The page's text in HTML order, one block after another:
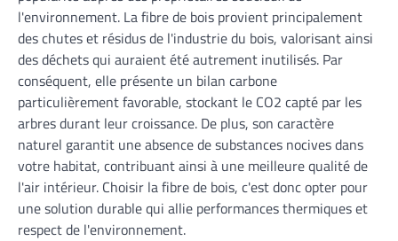
l'environnement. La fibre de bois provient principalement
des chutes et résidus de l'industrie du bois, valorisant ainsi
des déchets qui auraient été autrement inutilisés. Par
conséquent, elle présente un bilan carbone
particulièrement favorable, stockant le CO2 capté par les
arbres durant leur croissance. De plus, son caractère
naturel garantit une absence de substances nocives dans
votre habitat, contribuant ainsi à une meilleure qualité de
l'air intérieur. Choisir la fibre de bois, c'est donc opter pour
une solution durable qui allie performances thermiques et
respect de l'environnement.